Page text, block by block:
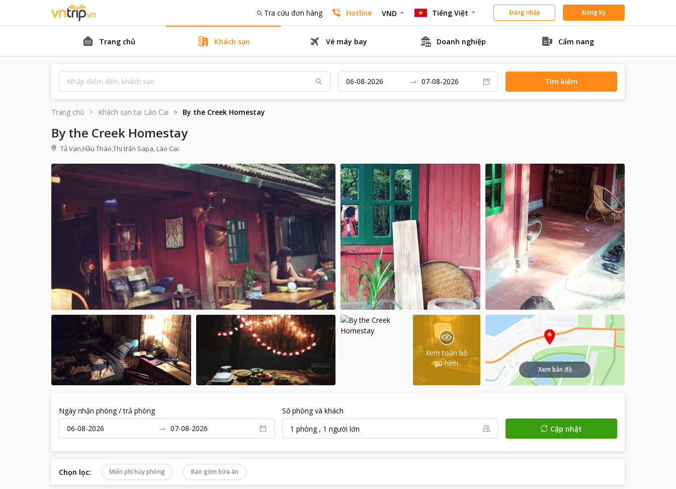
Tra cứu đơn hàng Hotline VND Tiếng Việt Đăng nhập Đăng ký
Trang chủ Khách sạn Vé máy bay Doanh nghiệp Cẩm nang
Tìm kiếm
Trang chủ Khách sạn tại Lào Cai By the Creek Homestay
By the Creek Homestay
Tả Van,Hầu Thào,Thị trấn Sapa, Lào Cai.
Xem toàn bộ
20 hình
Xem bản đồ
Ngày nhận phòng / trả phòng
Số phòng và khách
1 phòng, 1 người lớn Cập nhật
Chọn lọc: Miễn phí hủy phòng Bao gồm bữa ăn